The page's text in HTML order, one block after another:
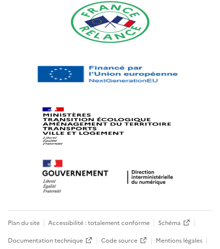
Plan du site Accessibilité : totalement conforme
Schéma
Documentation technique
Code source Mentions légales